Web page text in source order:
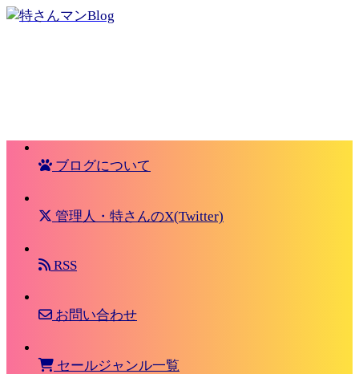
ブログについて
管理人・特さんのX(Twitter)
RSS
お問い合わせ
セールジャンル一覧